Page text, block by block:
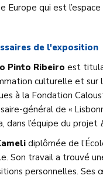
Europe qui est
de l'exposition
Pinto Ribeiro est
culturelle et sur
à la Fondation
général de «
dans l’équipe du projet
diplômée de
Son travail a trouvé
personnelles.